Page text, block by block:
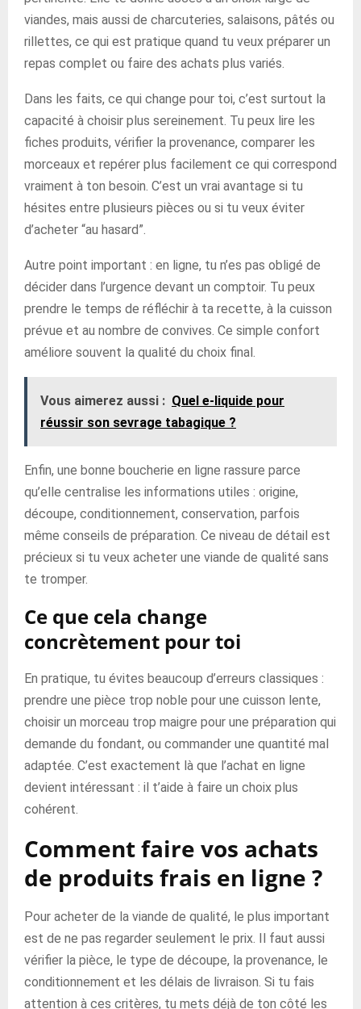
viandes, mais aussi de charcuteries, salaisons, pâtés ou
rillettes, ce qui est pratique quand tu veux préparer un
repas complet ou faire des achats plus variés.
Dans les faits, ce qui change pour toi, c’est surtout la
capacité à choisir plus sereinement. Tu peux lire les
fiches produits, vérifier la provenance, comparer les
morceaux et repérer plus facilement ce qui correspond
vraiment à ton besoin. C’est un vrai avantage si tu
hésites entre plusieurs pièces ou si tu veux éviter
d’acheter “au hasard”.
Autre point important : en ligne, tu n’es pas obligé de
décider dans l’urgence devant un comptoir. Tu peux
prendre le temps de réfléchir à ta recette, à la cuisson
prévue et au nombre de convives. Ce simple confort
améliore souvent la qualité du choix final.
Vous aimerez aussi : Quel e-liquide pour
réussir son sevrage tabagique ?
Enfin, une bonne boucherie en ligne rassure parce
qu’elle centralise les informations utiles : origine,
découpe, conditionnement, conservation, parfois
même conseils de préparation. Ce niveau de détail est
précieux si tu veux acheter une viande de qualité sans
te tromper.
Ce que cela change
concrètement pour toi
En pratique, tu évites beaucoup d’erreurs classiques :
prendre une pièce trop noble pour une cuisson lente,
choisir un morceau trop maigre pour une préparation qui
demande du fondant, ou commander une quantité mal
adaptée. C’est exactement là que l’achat en ligne
devient intéressant : il t’aide à faire un choix plus
cohérent.
Comment faire vos achats
de produits frais en ligne ?
Pour acheter de la viande de qualité, le plus important
est de ne pas regarder seulement le prix. Il faut aussi
vérifier la pièce, le type de découpe, la provenance, le
conditionnement et les délais de livraison. Si tu fais
attention à ces critères, tu mets déjà de ton côté les